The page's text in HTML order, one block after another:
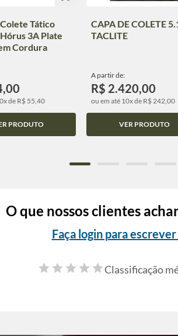
Tático
3A Plate
Cordura
de R$ 55,40
PRODUTO
CAPA DE COLETE
TACLITE
A partir de:
R$ 2.420,00
ou em até 10x de R$ 242,00
VER PRODUTO
O que nossos clientes
Faça login para
Classificação